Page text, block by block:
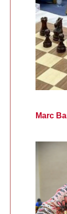
Marc